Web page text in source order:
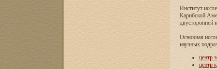
Институт
Карибской
двусторонней
Основная
научных
центр
центр